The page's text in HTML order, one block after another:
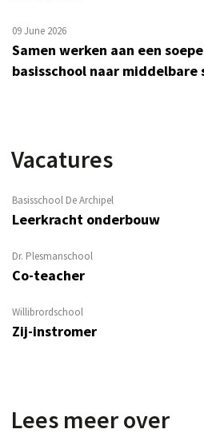
09 June 2026
Samen werken aan een
basisschool naar middelbare
Vacatures
Basisschool De Archipel
Leerkracht onderbouw
Dr. Plesmanschool
Co-teacher
Willibrordschool
Zij-instromer
Lees meer over